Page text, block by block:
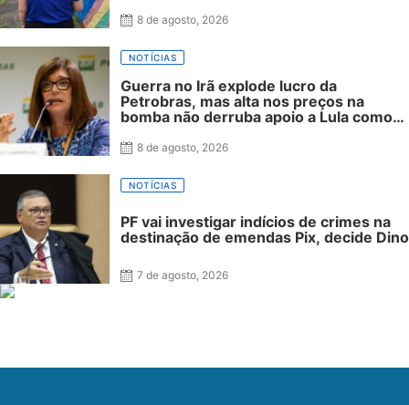
8 de agosto, 2026
NOTÍCIAS
Guerra no Irã explode lucro da
Petrobras, mas alta nos preços na
bomba não derruba apoio a Lula como
8 de agosto, 2026
NOTÍCIAS
PF vai investigar indícios de crimes na
destinação de emendas Pix, decide Dino
7 de agosto, 2026